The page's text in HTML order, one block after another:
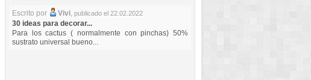
Escrito por
Vivi, publicado el 22.02.2022
30 ideas para decorar...
Para los cactus ( normalmente con pinchas) 50%
sustrato universal bueno...